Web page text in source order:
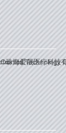
Ltd.Technology
珠海爱晟医疗科技